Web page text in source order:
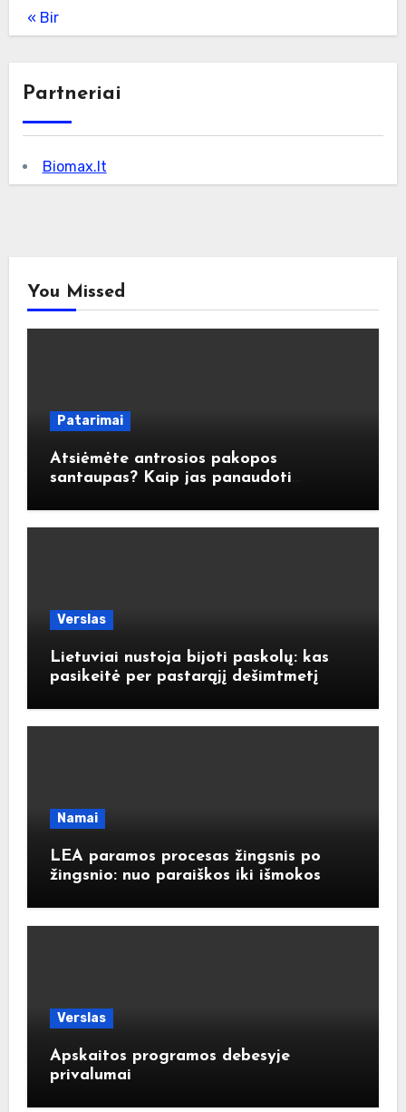
« Bir
Partneriai
Biomax.lt
You Missed
Patarimai
Atsiėmėte antrosios pakopos
santaupas? Kaip jas panaudoti
Verslas
Lietuviai nustoja bijoti paskolų: kas
pasikeitė per pastarąjį dešimtmetį
Namai
LEA paramos procesas žingsnis po
žingsnio: nuo paraiškos iki išmokos
Verslas
Apskaitos programos debesyje
privalumai